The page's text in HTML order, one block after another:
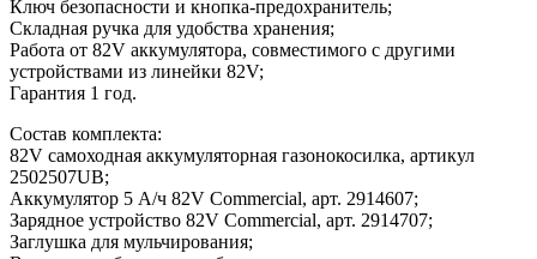
Ключ безопасности и кнопка-предохранитель;
Складная ручка для удобства хранения;
Работа от 82V аккумулятора, совместимого с другими
устройствами из линейки 82V;
Гарантия 1 год.
Состав комплекта:
82V самоходная аккумуляторная газонокосилка, артикул
2502507UB;
Аккумулятор 5 А/ч 82V Commercial, арт. 2914607;
Зарядное устройство 82V Commercial, арт. 2914707;
Заглушка для мульчирования;